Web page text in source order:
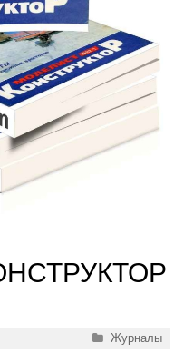
Рубрики
Журналы